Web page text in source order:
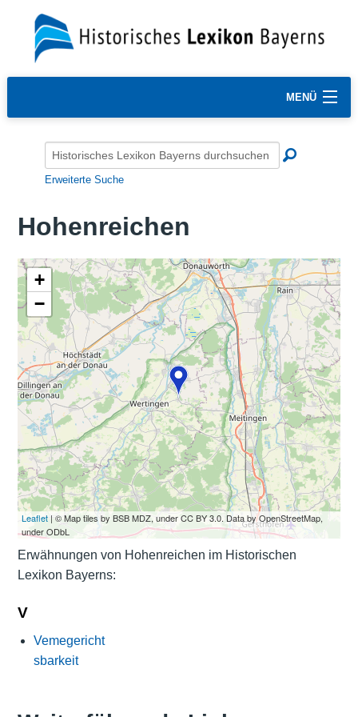
MENÜ
Erweiterte Suche
Hohenreichen
+
−
Leaflet| © Map tiles by BSB MDZ, under CC BY 3.0. Data by OpenStreetMap,
under ODbL
Erwähnungen von Hohenreichen im Historischen
Lexikon Bayerns:
V
Vemegericht
sbarkeit